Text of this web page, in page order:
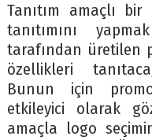
Tanıtım amaçlı
tanıtımını
tarafından üretilen
özellikleri
Bunun için
etkileyici olarak
amaçla logo